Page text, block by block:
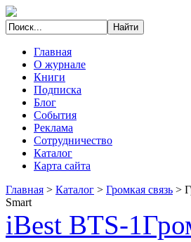
Главная
О журнале
Книги
Подписка
Блог
События
Реклама
Сотрудничество
Каталог
Карта сайта
Главная > Каталог > Громкая связь >
Smart
iBest BTS-1